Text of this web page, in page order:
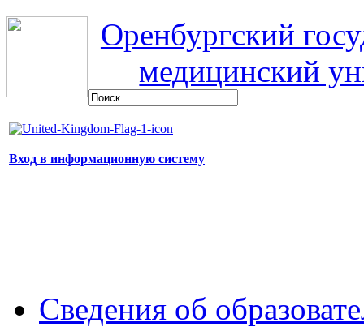
Оренбургский
медицинский
Вход в информационную систему
Сведения об